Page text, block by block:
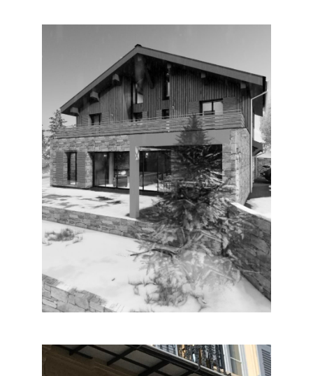
CHALET SAINT-MARTIN-
Habitat